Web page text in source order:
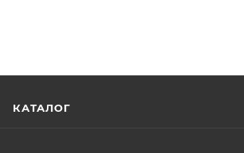
КАТАЛОГ